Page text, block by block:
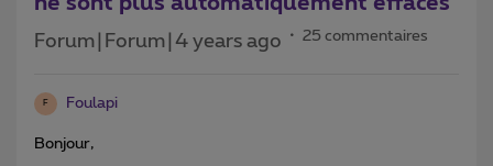
Forum|Forum|4 years ago 25 commentaires
F Foulapi
Bonjour,